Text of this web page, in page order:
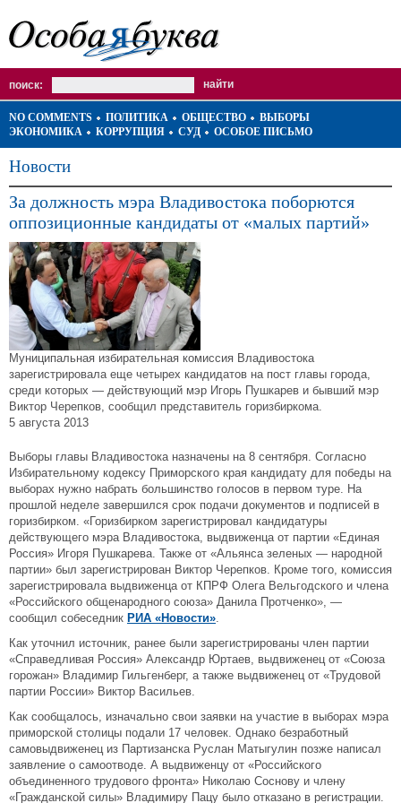
поиск:
NO COMMENTS ПОЛИТИКА ОБЩЕСТВО
ВЫБОРЫ
ЭКОНОМИКА
КОРРУПЦИЯ СУД ОСОБОЕ ПИСЬМО
Новости
За должность мэра Владивостока поборются
оппозиционные кандидаты от «малых партий»
Муниципальная избирательная комиссия Владивостока
зарегистрировала еще четырех кандидатов на пост главы города,
среди которых — действующий мэр Игорь Пушкарев и бывший мэр
Виктор Черепков, сообщил представитель горизбиркома.
5 августа 2013
Выборы главы Владивостока назначены на 8 сентября. Согласно
Избирательному кодексу Приморского края кандидату для победы на
выборах нужно набрать большинство голосов в первом туре. На
прошлой неделе завершился срок подачи документов и подписей в
горизбирком. «Горизбирком зарегистрировал кандидатуры
действующего мэра Владивостока, выдвиженца от партии «Единая
Россия» Игоря Пушкарева. Также от «Альянса зеленых — народной
партии» был зарегистрирован Виктор Черепков. Кроме того, комиссия
зарегистрировала выдвиженца от КПРФ Олега Вельгодского и члена
«Российского общенародного союза» Данила Протченко», —
сообщил собеседник РИА «Новости».
Как уточнил источник, ранее были зарегистрированы член партии
«Справедливая Россия» Александр Юртаев, выдвиженец от «Союза
горожан» Владимир Гильгенберг, а также выдвиженец от «Трудовой
партии России» Виктор Васильев.
Как сообщалось, изначально свои заявки на участие в выборах мэра
приморской столицы подали 17 человек. Однако безработный
самовыдвиженец из Партизанска Руслан Матыгулин позже написал
заявление о самоотводе. А выдвиженцу от «Российского
объединенного трудового фронта» Николаю Соснову и члену
«Гражданской силы» Владимиру Пацу было отказано в регистрации.